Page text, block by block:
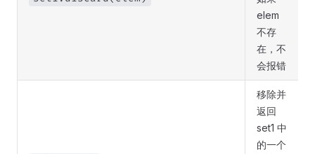
elem
不存
在，不
会报错
移除并
返回
set1 中
的一个